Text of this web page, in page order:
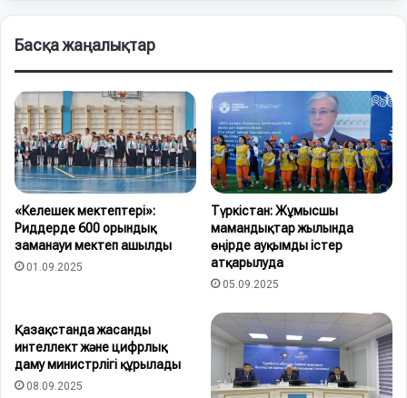
Басқа жаңалықтар
«Келешек мектептері»:
Риддерде 600 орындық
заманауи мектеп ашылды
01.09.2025
Түркістан: Жұмысшы
мамандықтар жылында
өңірде ауқымды істер
атқарылуда
05.09.2025
Қазақстанда жасанды
интеллект және цифрлық
даму министрлігі құрылады
08.09.2025